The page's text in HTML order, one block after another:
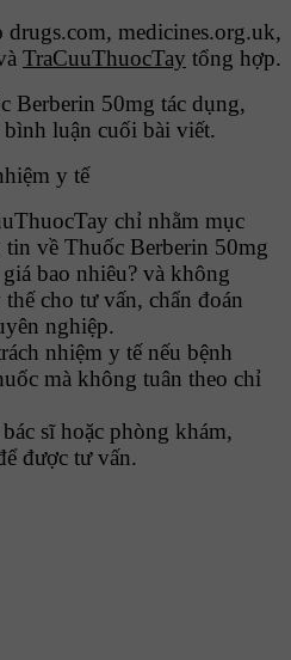
medicines.org.uk,
TraCuuThuocTay tổng hợp.
Berberin 50mg tác dụng,
luận cuối bài viết.
y tế
chỉ nhằm mục
về Thuốc Berberin 50mg
bao nhiêu? và không
cho tư vấn, chẩn đoán
nghiệp.
nhiệm y tế nếu bệnh
mà không tuân theo chỉ
sĩ hoặc phòng khám,
được tư vấn.